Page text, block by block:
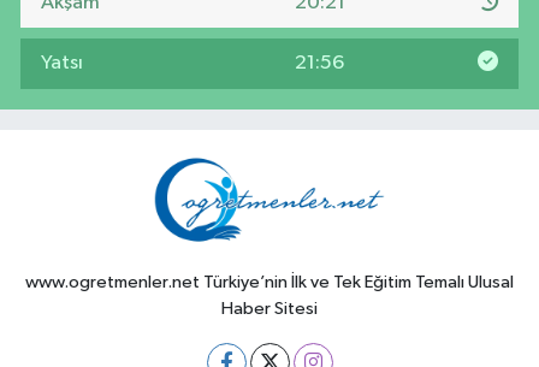
Yatsı 21:56
www.ogretmenler.net Türkiye’nin İlk ve Tek Eğitim Temalı Ulusal
Haber Sitesi